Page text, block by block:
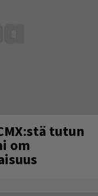
tutun
om